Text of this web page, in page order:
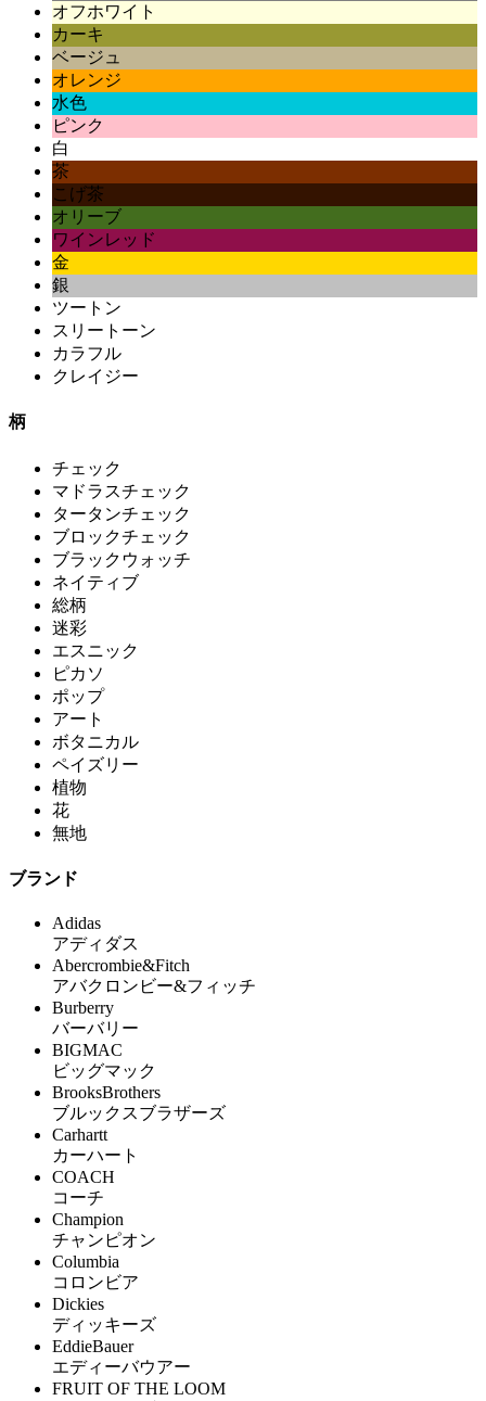
オフホワイト
カーキ
ベージュ
オレンジ
水色
ピンク
白
茶
こげ茶
オリーブ
ワインレッド
金
銀
ツートン
スリートーン
カラフル
クレイジー
柄
チェック
マドラスチェック
タータンチェック
ブロックチェック
ブラックウォッチ
ネイティブ
総柄
迷彩
エスニック
ピカソ
ポップ
アート
ボタニカル
ペイズリー
植物
花
無地
ブランド
Adidas
アディダス
Abercrombie&Fitch
アバクロンビー&フィッチ
Burberry
バーバリー
BIGMAC
ビッグマック
BrooksBrothers
ブルックスブラザーズ
Carhartt
カーハート
COACH
コーチ
Champion
チャンピオン
Columbia
コロンビア
Dickies
ディッキーズ
EddieBauer
エディーバウアー
FRUIT OF THE LOOM